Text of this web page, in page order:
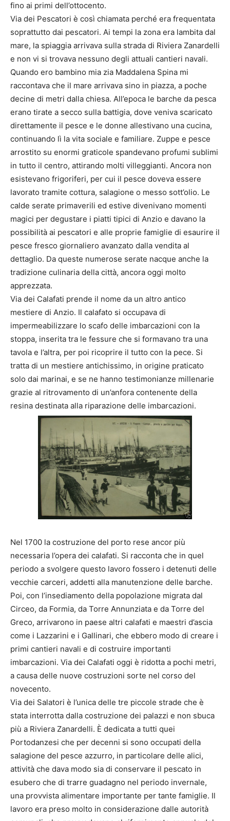
fino ai primi dell’ottocento.
Via dei Pescatori è così chiamata perché era frequentata
soprattutto dai pescatori. Ai tempi la zona era lambita dal
mare, la spiaggia arrivava sulla strada di Riviera Zanardelli
e non vi si trovava nessuno degli attuali cantieri navali.
Quando ero bambino mia zia Maddalena Spina mi
raccontava che il mare arrivava sino in piazza, a poche
decine di metri dalla chiesa. All’epoca le barche da pesca
erano tirate a secco sulla battigia, dove veniva scaricato
direttamente il pesce e le donne allestivano una cucina,
continuando lì la vita sociale e familiare. Zuppe e pesce
arrostito su enormi graticole spandevano profumi sublimi
in tutto il centro, attirando molti villeggianti. Ancora non
esistevano frigoriferi, per cui il pesce doveva essere
lavorato tramite cottura, salagione o messo sott’olio. Le
calde serate primaverili ed estive divenivano momenti
magici per degustare i piatti tipici di Anzio e davano la
possibilità ai pescatori e alle proprie famiglie di esaurire il
pesce fresco giornaliero avanzato dalla vendita al
dettaglio. Da queste numerose serate nacque anche la
tradizione culinaria della città, ancora oggi molto
apprezzata.
Via dei Calafati prende il nome da un altro antico
mestiere di Anzio. Il calafato si occupava di
impermeabilizzare lo scafo delle imbarcazioni con la
stoppa, inserita tra le fessure che si formavano tra una
tavola e l’altra, per poi ricoprire il tutto con la pece. Si
tratta di un mestiere antichissimo, in origine praticato
solo dai marinai, e se ne hanno testimonianze millenarie
grazie al ritrovamento di un’anfora contenente della
resina destinata alla riparazione delle imbarcazioni.
Nel 1700 la costruzione del porto rese ancor più
necessaria l’opera dei calafati. Si racconta che in quel
periodo a svolgere questo lavoro fossero i detenuti delle
vecchie carceri, addetti alla manutenzione delle barche.
Poi, con l’insediamento della popolazione migrata dal
Circeo, da Formia, da Torre Annunziata e da Torre del
Greco, arrivarono in paese altri calafati e maestri d’ascia
come i Lazzarini e i Gallinari, che ebbero modo di creare i
primi cantieri navali e di costruire importanti
imbarcazioni. Via dei Calafati oggi è ridotta a pochi metri,
a causa delle nuove costruzioni sorte nel corso del
novecento.
Via dei Salatori è l’unica delle tre piccole strade che è
stata interrotta dalla costruzione dei palazzi e non sbuca
più a Riviera Zanardelli. È dedicata a tutti quei
Portodanzesi che per decenni si sono occupati della
salagione del pesce azzurro, in particolare delle alici,
attività che dava modo sia di conservare il pescato in
esubero che di trarre guadagno nel periodo invernale,
una provvista alimentare importante per tante famiglie. Il
lavoro era preso molto in considerazione dalle autorità